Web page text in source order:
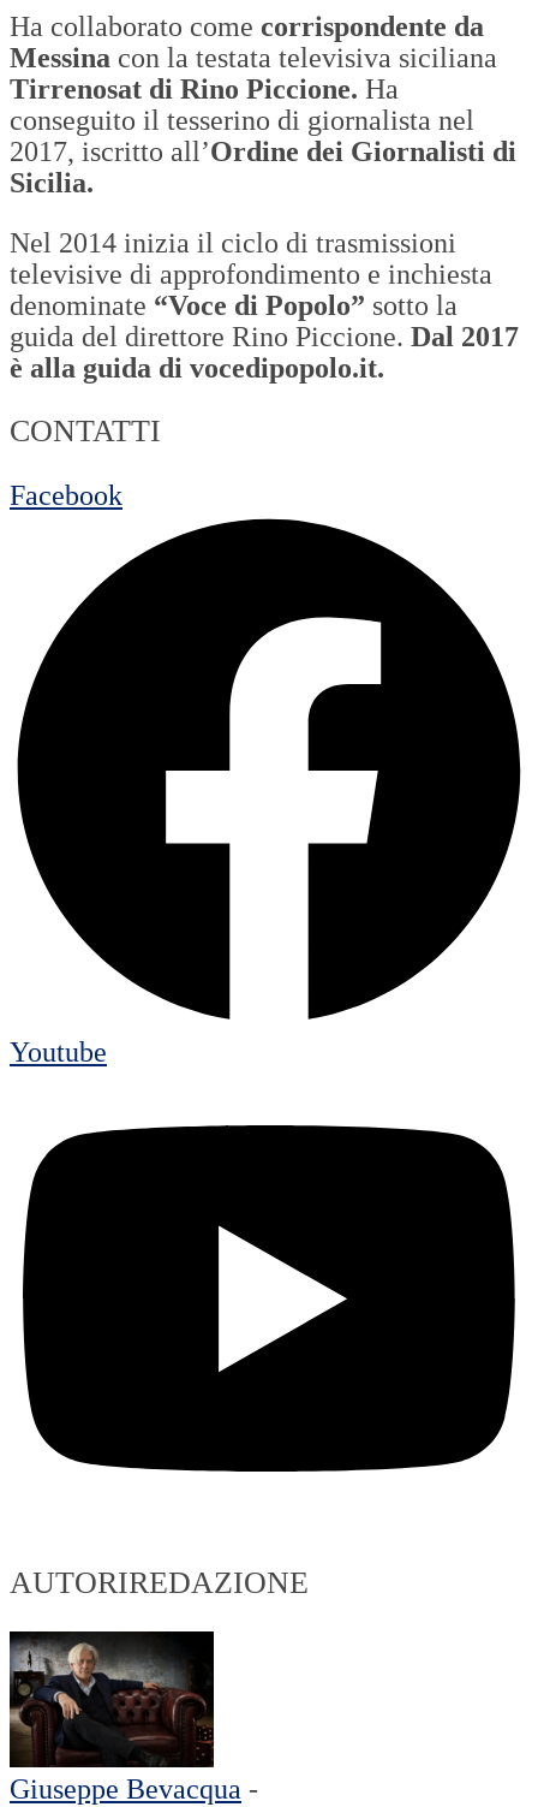
Ha collaborato come corrispondente da
Messina con la testata televisiva siciliana
Tirrenosat di Rino Piccione. Ha
conseguito il tesserino di giornalista nel
2017, iscritto all’Ordine dei Giornalisti di
Sicilia.
Nel 2014 inizia il ciclo di trasmissioni
televisive di approfondimento e inchiesta
denominate “Voce di Popolo” sotto la
guida del direttore Rino Piccione. Dal 2017
è alla guida di vocedipopolo.it.
CONTATTI
Facebook
Youtube
AUTORIREDAZIONE
Giuseppe Bevacqua -